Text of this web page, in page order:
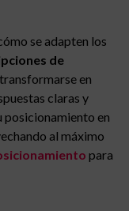
se adapten los
de
en
claras y
posicionamiento en
al máximo
para